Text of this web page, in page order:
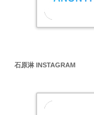
石原淋 INSTAGRAM